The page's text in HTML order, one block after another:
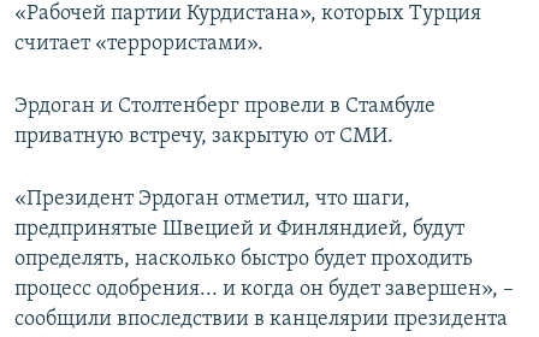
«Рабочей партии Курдистана», которых Турция
считает «террористами».
Эрдоган и Столтенберг провели в Стамбуле
приватную встречу, закрытую от СМИ.
«Президент Эрдоган отметил, что шаги,
предпринятые Швецией и Финляндией, будут
определять, насколько быстро будет проходить
процесс одобрения... и когда он будет завершен», –
сообщили впоследствии в канцелярии президента